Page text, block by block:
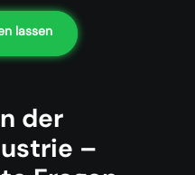
lassen
der
–